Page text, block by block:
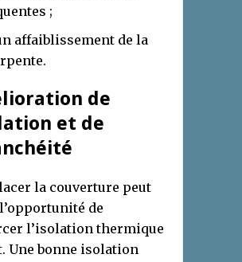
;
affaiblissement de la
de
et de
la couverture peut
de
l’isolation thermique
Une bonne isolation